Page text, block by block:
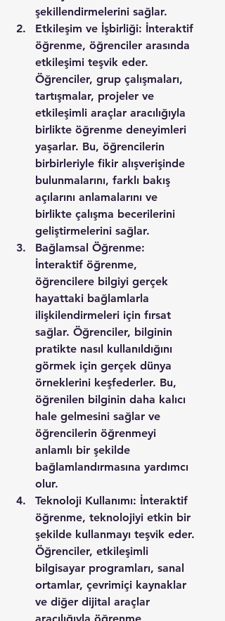
şekillendirmelerini sağlar.
Etkileşim ve İşbirliği: İnteraktif
öğrenme, öğrenciler arasında
etkileşimi teşvik eder.
Öğrenciler, grup çalışmaları,
tartışmalar, projeler ve
etkileşimli araçlar aracılığıyla
birlikte öğrenme deneyimleri
yaşarlar. Bu, öğrencilerin
birbirleriyle fikir alışverişinde
bulunmalarını, farklı bakış
açılarını anlamalarını ve
birlikte çalışma becerilerini
geliştirmelerini sağlar.
Bağlamsal Öğrenme:
İnteraktif öğrenme,
öğrencilere bilgiyi gerçek
hayattaki bağlamlarla
ilişkilendirmeleri için fırsat
sağlar. Öğrenciler, bilginin
pratikte nasıl kullanıldığını
görmek için gerçek dünya
örneklerini keşfederler. Bu,
öğrenilen bilginin daha kalıcı
hale gelmesini sağlar ve
öğrencilerin öğrenmeyi
anlamlı bir şekilde
bağlamlandırmasına yardımcı
olur.
Teknoloji Kullanımı: İnteraktif
öğrenme, teknolojiyi etkin bir
şekilde kullanmayı teşvik eder.
Öğrenciler, etkileşimli
bilgisayar programları, sanal
ortamlar, çevrimiçi kaynaklar
ve diğer dijital araçlar